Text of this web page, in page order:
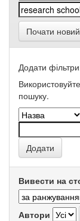
Почати
Додати
пошуку.
Вивести на
Автори